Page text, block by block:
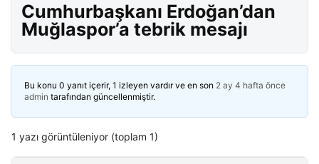
Cumhurbaşkanı Erdoğan’dan
Muğlaspor’a tebrik mesajı
Bu konu 0 yanıt içerir, 1 izleyen vardır ve en son 2 ay 4 hafta önce
admin tarafından güncellenmiştir.
1 yazı görüntüleniyor (toplam 1)